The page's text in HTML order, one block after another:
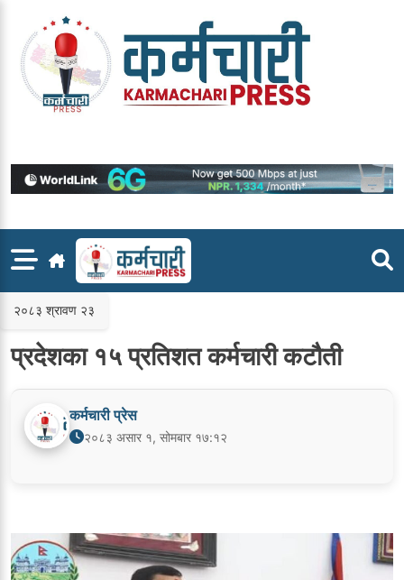
content
२०८३ श्रावण २३
प्रदेशका १५ प्रतिशत कर्मचारी कटौती
कर्मचारी प्रेस
२०८३ असार १, सोमबार १७:१२